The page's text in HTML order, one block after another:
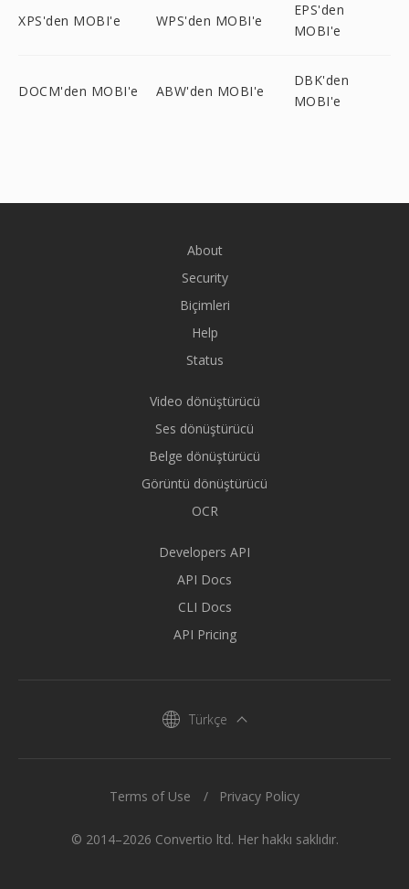
XPS'den MOBI'e WPS'den MOBI'e
EPS'den
MOBI'e
DOCM'den MOBI'e ABW'den MOBI'e
DBK'den
MOBI'e
About
Security
Biçimleri
Help
Status
Video dönüştürücü
Ses dönüştürücü
Belge dönüştürücü
Görüntü dönüştürücü
OCR
Developers API
API Docs
CLI Docs
API Pricing
Türkçe
© 2014–2026 Convertio ltd. Her hakkı saklıdır.
Terms of Use Privacy Policy